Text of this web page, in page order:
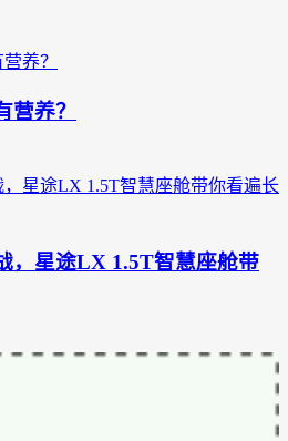
营养？
，星途LX 1.5T智慧座舱带